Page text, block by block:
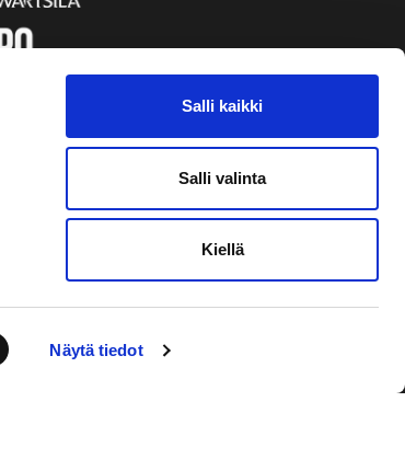
Näytä tiedot
Salli kaikki
Salli valinta
Kiellä
VAASAN SPORT UUTISKIRJE